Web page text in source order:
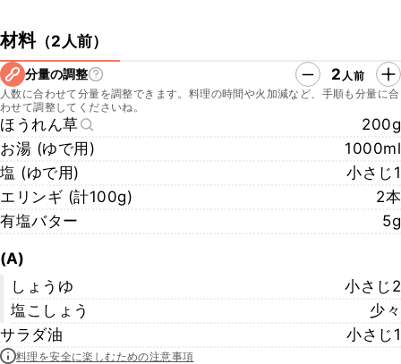
材料（2人前）
分量の調整 2 人前
人数に合わせて分量を調整できます。料理の時間や火加減など、手順も分量に合
わせて調整してくださいね。
ほうれん草
200g
お湯 (ゆで用)
1000ml
塩 (ゆで用)
小さじ1
エリンギ (計100g)
2本
有塩バター
5g
(A)
しょうゆ
小さじ2
塩こしょう
少々
サラダ油
小さじ1
料理を安全に楽しむための注意事項